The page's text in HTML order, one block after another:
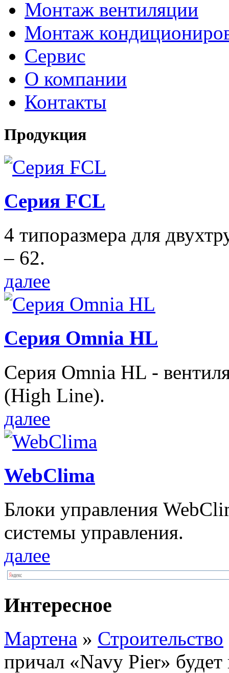
Монтаж вентиляции
Монтаж
Сервис
О компании
Контакты
Продукция
Серия FCL
4 типоразмера для
– 62.
далее
Серия Omnia HL
Серия Omnia HL -
(High Line).
далее
WebClima
Блоки упрaвлeния
системы управления.
далее
Интересное
Мартена » Строительство
причал «Navy Pier»